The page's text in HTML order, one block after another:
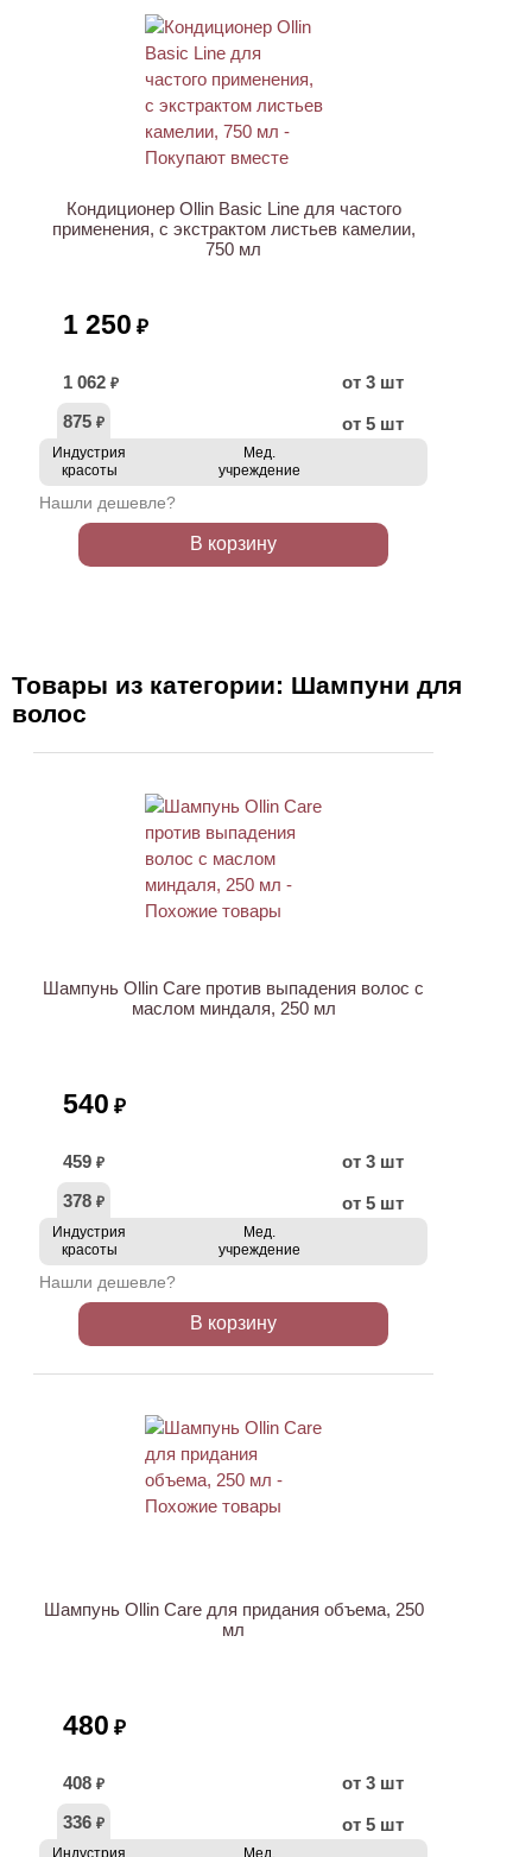
Кондиционер Ollin Basic Line для частого
применения, с экстрактом листьев камелии,
750 мл
1 250 ₽
1 062 ₽
от 3 шт
875 ₽ от 5 шт
Индустрия
красоты
Мед.
учреждение
Нашли дешевле?
В корзину
Товары из категории: Шампуни для
волос
Шампунь Ollin Care против выпадения волос с
маслом миндаля, 250 мл
540 ₽
459 ₽
от 3 шт
378 ₽ от 5 шт
Индустрия
красоты
Мед.
учреждение
Нашли дешевле?
В корзину
Шампунь Ollin Care для придания объема, 250
мл
480 ₽
408 ₽
от 3 шт
336 ₽ от 5 шт
Индустрия
Мед.